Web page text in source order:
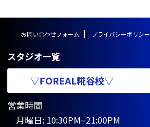
お問い合わせフォーム プライバシーポリシー
スタジオ一覧
▽FOREAL糀谷校▽
営業時間
月曜日: 10:30PM–21:00PM